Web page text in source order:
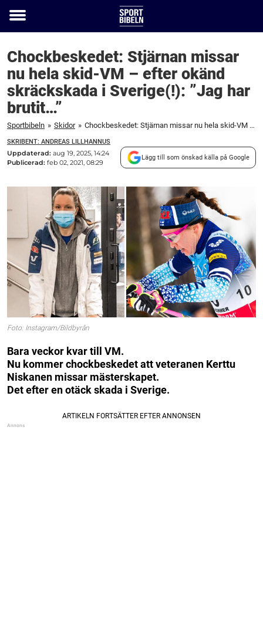
Toggle
Chockbeskedet: Stjärnan missar
nu hela skid-VM – efter okänd
skräckskada i Sverige(!): ”Jag har
brutit…”
Sportbibeln » Skidor » Chockbeskedet: Stjärnan missar nu hela skid-VM – efter okänd skräckskada i Sverige(!): ”Jag har brutit...”
SKRIBENT: ANDREAS LILLHANNUS
Uppdaterad: aug 19, 2025, 14:24
Publicerad: feb 02, 2021, 08:29
Lägg till som önskad källa på Google
Foto: Instagram/Bildbyrån
Bara veckor kvar till VM.
Nu kommer chockbeskedet att veteranen Kerttu
Niskanen missar mästerskapet.
Det efter en otäck skada i Sverige.